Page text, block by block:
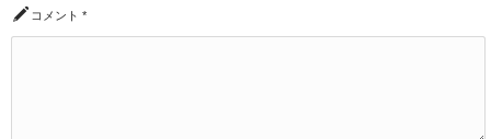
コメント *